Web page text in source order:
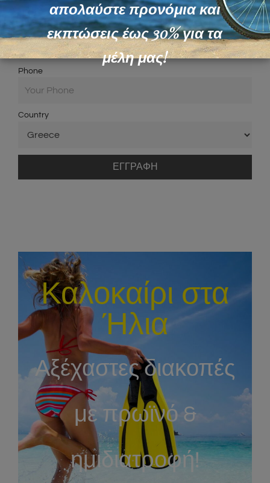
Email*
Phone
Country
Καλοκαίρι στα
Ήλια
Αξέχαστες διακοπές
με πρωϊνό &
ημιδιατροφή!
απολαύστε προνόμια και
εκπτώσεις έως 30% για τα
μέλη μας!